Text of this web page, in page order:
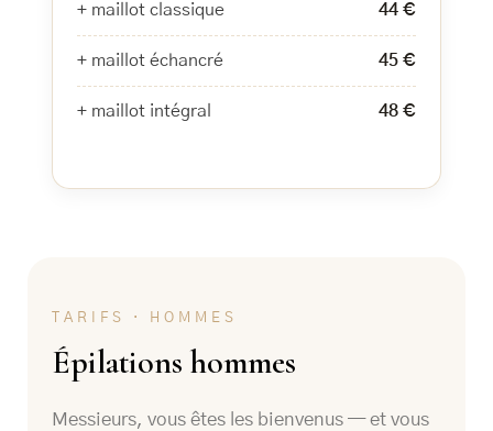
+ maillot classique 44 €
+ maillot échancré 45 €
+ maillot intégral 48 €
TARIFS · HOMMES
Épilations hommes
Messieurs, vous êtes les bienvenus — et vous